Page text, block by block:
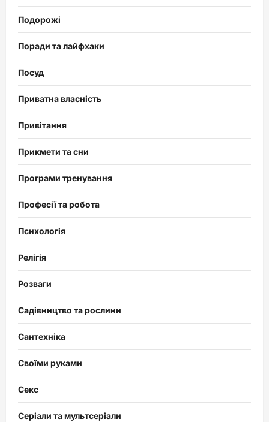
Подорожі
Поради та лайфхаки
Посуд
Приватна власність
Привітання
Прикмети та сни
Програми тренування
Професії та робота
Психологія
Релігія
Розваги
Садівництво та рослини
Сантехніка
Своїми руками
Секс
Серіали та мультсеріали